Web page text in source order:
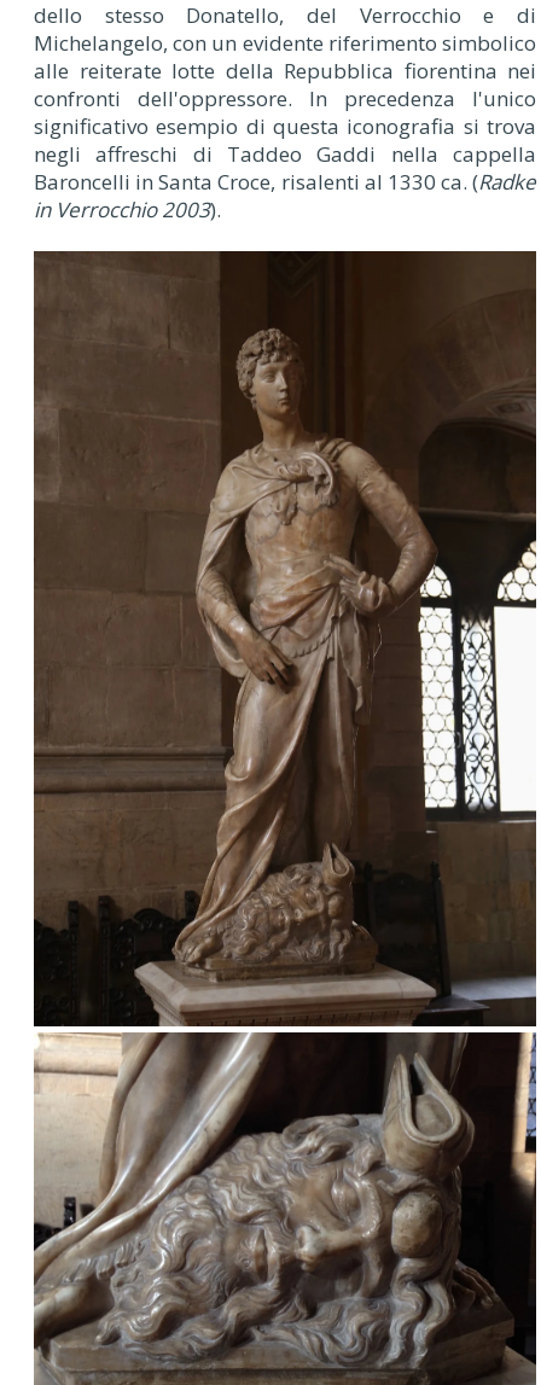
dello stesso Donatello, del Verrocchio e di
Michelangelo, con un evidente riferimento simbolico
alle reiterate lotte della Repubblica fiorentina nei
confronti dell'oppressore. In precedenza l'unico
significativo esempio di questa iconografia si trova
negli affreschi di Taddeo Gaddi nella cappella
Baroncelli in Santa Croce, risalenti al 1330 ca. (Radke
in Verrocchio 2003).